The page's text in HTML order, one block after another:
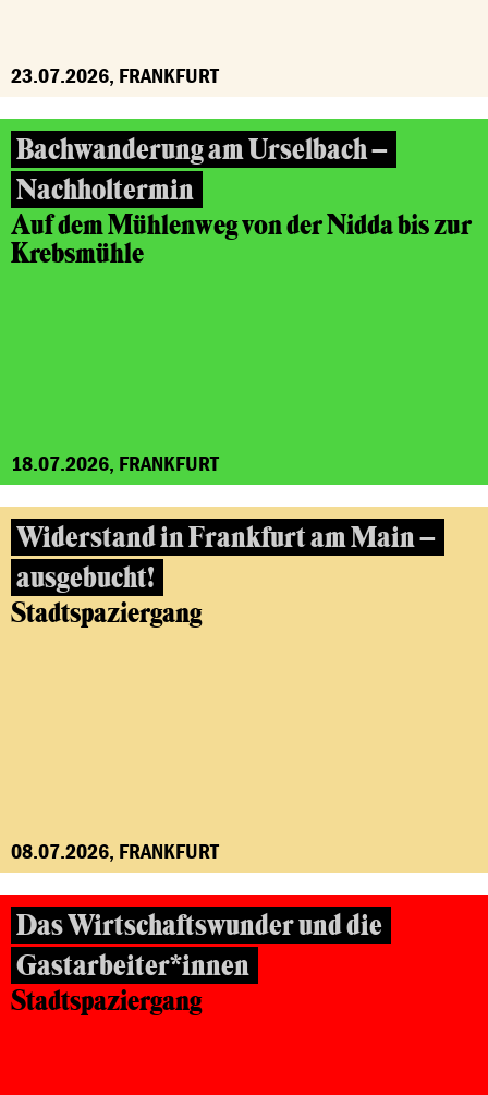
23.07.2026, FRANKFURT
Bachwanderung am Urselbach –
Nachholtermin
Auf dem Mühlenweg von der Nidda bis zur
Krebsmühle
18.07.2026, FRANKFURT
Widerstand in Frankfurt am Main –
ausgebucht!
Stadtspaziergang
08.07.2026, FRANKFURT
Das Wirtschaftswunder und die
Gastarbeiter*innen
Stadtspaziergang